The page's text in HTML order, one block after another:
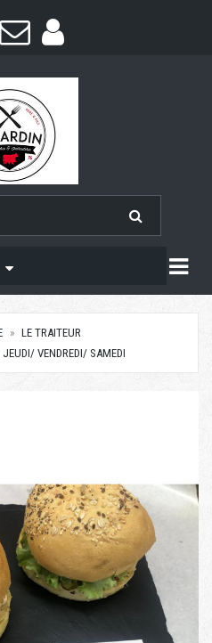
LE TRAITEUR
JEUDI/ VENDREDI/ SAMEDI